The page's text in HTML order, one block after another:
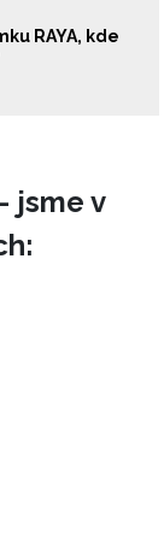
RAYA, kde
jsme v